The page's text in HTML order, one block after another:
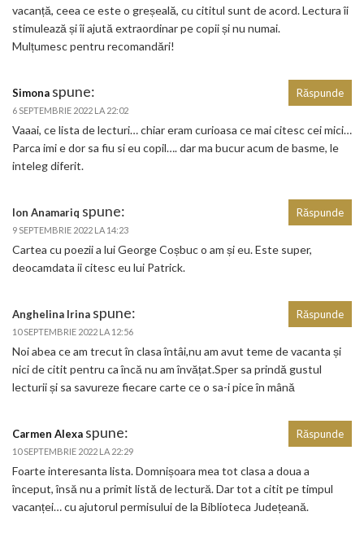
vacanță, ceea ce este o greșeală, cu cititul sunt de acord. Lectura îi
stimulează și îi ajută extraordinar pe copii și nu numai.
Mulțumesc pentru recomandări!
Simona spune:
6 SEPTEMBRIE 2022 LA 22:02
Vaaai, ce lista de lecturi… chiar eram curioasa ce mai citesc cei mici…
Parca imi e dor sa fiu si eu copil…. dar ma bucur acum de basme, le
inteleg diferit.
Răspunde
Ion Anamariq spune:
9 SEPTEMBRIE 2022 LA 14:23
Cartea cu poezii a lui George Coșbuc o am și eu. Este super,
deocamdata ii citesc eu lui Patrick.
Răspunde
Anghelina Irina spune:
10 SEPTEMBRIE 2022 LA 12:56
Noi abea ce am trecut în clasa întâi,nu am avut teme de vacanta și
nici de citit pentru ca încă nu am învățat.Sper sa prindă gustul
lecturii și sa savureze fiecare carte ce o sa-i pice în mână
Răspunde
Carmen Alexa spune:
10 SEPTEMBRIE 2022 LA 22:29
Foarte interesanta lista. Domnișoara mea tot clasa a doua a
început, însă nu a primit listă de lectură. Dar tot a citit pe timpul
vacanței… cu ajutorul permisului de la Biblioteca Județeană.
Răspunde